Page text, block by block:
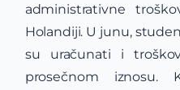
administrativne
Holandiji. U junu,
su uračunati i
prosečnom